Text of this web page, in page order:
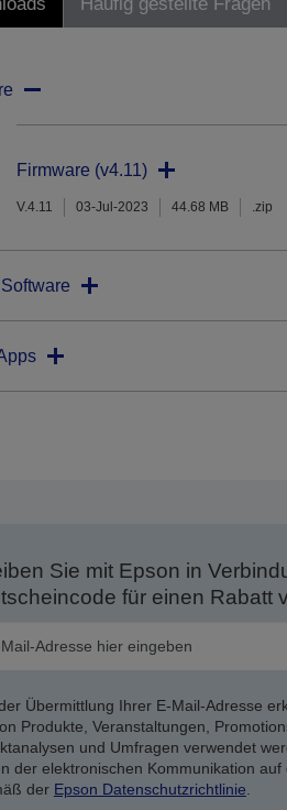
Firmware (v4.11)
V.4.11 03-Jul-2023 44.68 MB .zip
Sie mit Epson in
für einen Rabatt
Übermittlung Ihrer E-Mail-Adresse
Produkte, Veranstaltungen,
und Umfragen verwendet
der elektronischen Kommunikation
der Epson Datenschutzrichtlinie.